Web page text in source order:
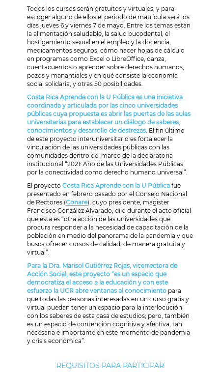
Todos los cursos serán gratuitos y virtuales, y para
escoger alguno de ellos el periodo de matrícula será los
días jueves 6 y viernes 7 de mayo. Entre los temas están
la alimentación saludable, la salud bucodental, el
hostigamiento sexual en el empleo y la docencia,
medicamentos seguros, cómo hacer hojas de cálculo
en programas como Excel o LibreOffice, danza,
cuentacuentos o aprender sobre derechos humanos,
pozos y manantiales y en qué consiste la economía
social solidaria, y otras 50 posibilidades.
Costa Rica Aprende con la U Pública es una iniciativa
coordinada y articulada por las cinco universidades
públicas cuya propuesta es abrir las puertas de las aulas
universitarias para establecer un diálogo de saberes,
conocimientos y desarrollo de destrezas. El fin último
de este proyecto interuniversitario es fortalecer la
vinculación de las universidades públicas con las
comunidades dentro del marco de la declaratoria
institucional “2021: Año de las Universidades Públicas
por la conectividad como derecho humano universal”.
El proyecto Costa Rica Aprende con la U Pública fue
presentado en febrero pasado por el Consejo Nacional
de Rectores (Conare), cuyo presidente, magister
Francisco González Alvarado, dijo durante el acto oficial
que esta es “otra acción de las universidades que
procura responder a la necesidad de capacitación de la
población en medio del panorama de la pandemia y que
busca ofrecer cursos de calidad, de manera gratuita y
virtual”.
Para la Dra. Marisol Gutiérrez Rojas, vicerrectora de
Acción Social, este proyecto “es un espacio que
democratiza el acceso a la educación y con este
esfuerzo la UCR abre ventanas al conocimiento para
que todas las personas interesadas en un curso gratis y
virtual puedan tener un espacio para la interlocución
con los saberes de esta casa de estudios; pero, también
es un espacio de contención cognitiva y afectiva, tan
necesaria e importante en este momento de pandemia
y crisis económica”.
REQUISITOS PARA PARTICIPAR